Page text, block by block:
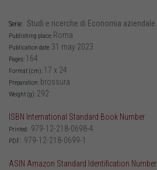
Serie: Studi e ricerche di Economia aziendale
Publishing place: Roma
Publication date: 31 may 2023
Pages: 164
Format (cm): 17 x 24
Preparation: brossura
Weight (g): 292
ISBN International Standard Book Number
Printed: 979-12-218-0698-4
PDF: 979-12-218-0699-1
ASIN Amazon Standard Identification Number